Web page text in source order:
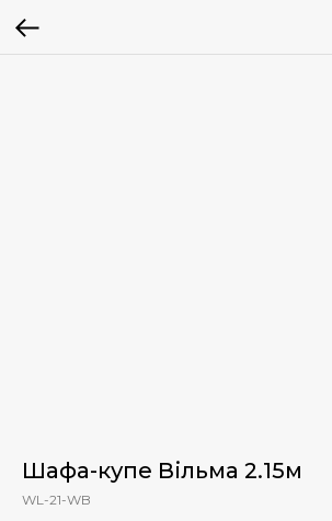
Шафа-купе Вільма 2.15м
WL-21-WB